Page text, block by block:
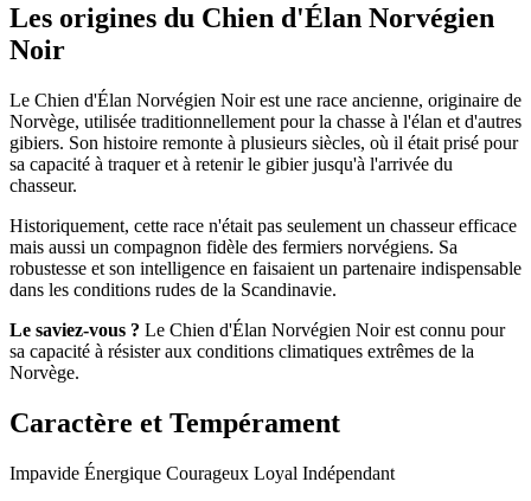
Les origines du Chien d'Élan Norvégien
Noir
Le Chien d'Élan Norvégien Noir est une race ancienne, originaire de
Norvège, utilisée traditionnellement pour la chasse à l'élan et d'autres
gibiers. Son histoire remonte à plusieurs siècles, où il était prisé pour
sa capacité à traquer et à retenir le gibier jusqu'à l'arrivée du
chasseur.
Historiquement, cette race n'était pas seulement un chasseur efficace
mais aussi un compagnon fidèle des fermiers norvégiens. Sa
robustesse et son intelligence en faisaient un partenaire indispensable
dans les conditions rudes de la Scandinavie.
Le saviez-vous ? Le Chien d'Élan Norvégien Noir est connu pour
sa capacité à résister aux conditions climatiques extrêmes de la
Norvège.
Caractère et Tempérament
Impavide Énergique Courageux Loyal Indépendant